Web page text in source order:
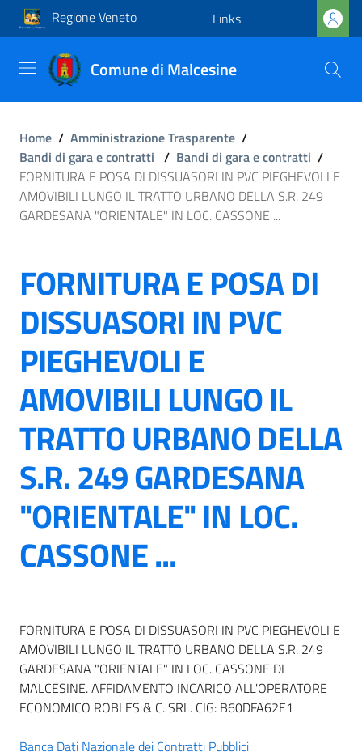
Regione Veneto Links
Comune di Malcesine
Home / Amministrazione Trasparente /
Bandi di gara e contratti / Bandi di gara e contratti /
FORNITURA E POSA DI DISSUASORI IN PVC PIEGHEVOLI E
AMOVIBILI LUNGO IL TRATTO URBANO DELLA S.R. 249
GARDESANA "ORIENTALE" IN LOC. CASSONE ...
FORNITURA E POSA DI
DISSUASORI IN PVC
PIEGHEVOLI E
AMOVIBILI LUNGO IL
TRATTO URBANO DELLA
S.R. 249 GARDESANA
"ORIENTALE" IN LOC.
CASSONE ...
FORNITURA E POSA DI DISSUASORI IN PVC PIEGHEVOLI E
AMOVIBILI LUNGO IL TRATTO URBANO DELLA S.R. 249
GARDESANA "ORIENTALE" IN LOC. CASSONE DI
MALCESINE. AFFIDAMENTO INCARICO ALL'OPERATORE
ECONOMICO ROBLES & C. SRL. CIG: B60DFA62E1
Banca Dati Nazionale dei Contratti Pubblici